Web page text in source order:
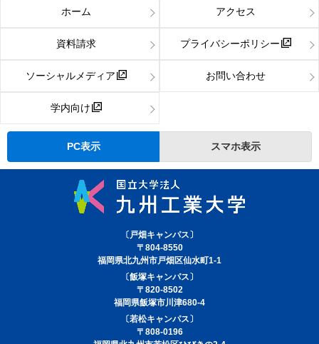
ホーム アクセス
資料請求 プライバシーポリシー
ソーシャルメディア お問い合わせ
学内向け
PC表示 スマホ表示
〔戸畑キャンパス〕
〒804-8550
福岡県北九州市戸畑区仙水町1-1
〔飯塚キャンパス〕
〒820-8502
福岡県飯塚市川津680-4
〔若松キャンパス〕
〒808-0196